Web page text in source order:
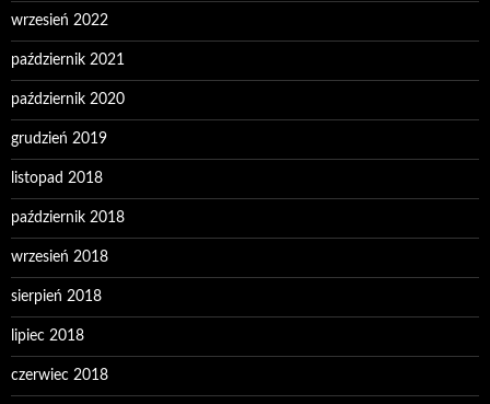
wrzesień 2022
październik 2021
październik 2020
grudzień 2019
listopad 2018
październik 2018
wrzesień 2018
sierpień 2018
lipiec 2018
czerwiec 2018